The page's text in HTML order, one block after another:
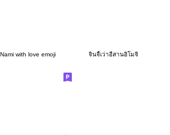
Nami with love emoji จินจี้เว่าอีสานอิโมจิ